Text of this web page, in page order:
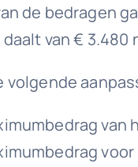
de bedragen
van € 3.480
van